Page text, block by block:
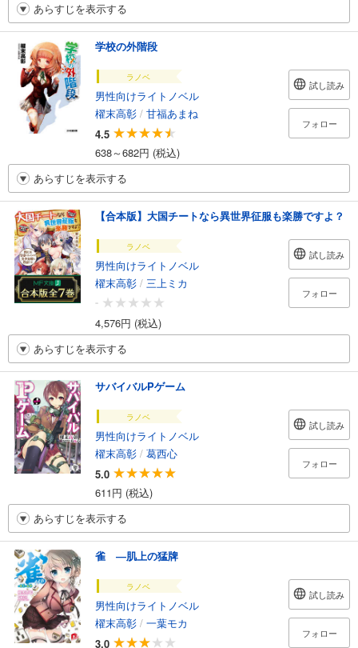
あらすじを表示する
学校の外階段
ラノベ
男性向けライトノベル
櫂末高彰 / 甘福あまね
4.5
638～682円 (税込)
試し読み
フォロー
あらすじを表示する
【合本版】大国チートなら異世界征服も楽勝ですよ？
ラノベ
男性向けライトノベル
櫂末高彰 / 三上ミカ
-
4,576円 (税込)
試し読み
フォロー
あらすじを表示する
サバイバルPゲーム
ラノベ
男性向けライトノベル
櫂末高彰 / 葛西心
5.0
611円 (税込)
試し読み
フォロー
あらすじを表示する
雀 ―肌上の猛牌
ラノベ
男性向けライトノベル
櫂末高彰 / 一葉モカ
3.0
試し読み
フォロー